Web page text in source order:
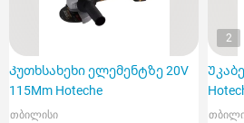
Კუთხსახეხი ელემენტზე 20V
115Mm Hoteche
თბილისი
2